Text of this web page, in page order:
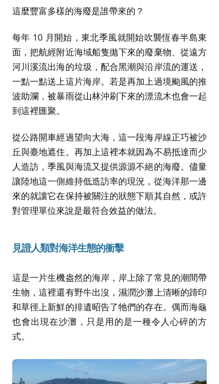
這麼豐富多樣的海廢是誰帶來的？
每年 10 月開始，東北季風就開始吹襲恆春半島東
面，把航經附近海域船隻拋下來的廢棄物、從遠方
河川溪流出海的垃圾，配合黑潮與沿岸流的運送，
一點一點送上這片海岸。若是再加上過境颱風的推
波助瀾，被暴雨從山林沖刷下來的漂流木也會一起
到這裡匯聚。
從公路開車經過望向大海，這一段海岸線正巧被沙
丘與臺地遮住。再加上這裡本就因為不易抵達而少
人造訪，季風與海流又提供源源不絕的海廢。儘量
讓陸地這一側維持低造訪率的現況，從海洋那一邊
來的就讓它在保持被關注的狀態下順其自然，或許
對管理單位來說是最符合效益的做法。
見證人類對海洋生態的衝擊
這是一片生機盎然的海岸，岸上除了常見的潮間帶
生物，這裡還有野牛出沒，濕潤沙灘上清晰的蹄印
和草徑上新鮮的排遺昭告了牠們的存在。偶而海龜
也會出現在沙灘，只是用的是一種令人心碎的方
式。